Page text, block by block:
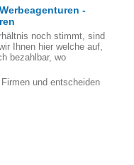
-
noch stimmt, sind
Ihnen hier welche auf,
bezahlbar, wo
und entscheiden